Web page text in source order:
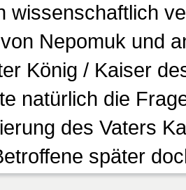
wissenschaftlich
Nepomuk und
König / Kaiser
natürlich die
des Vaters
später